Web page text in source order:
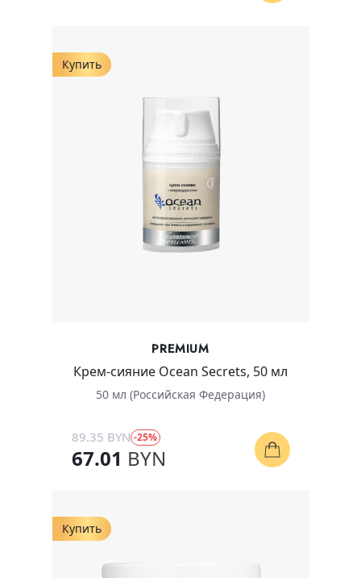
Купить
PREMIUM
Крем-сияние Ocean Secrets, 50 мл
50 мл (Российская Федерация)
89.35 BYN -25%
67.01 BYN
Купить